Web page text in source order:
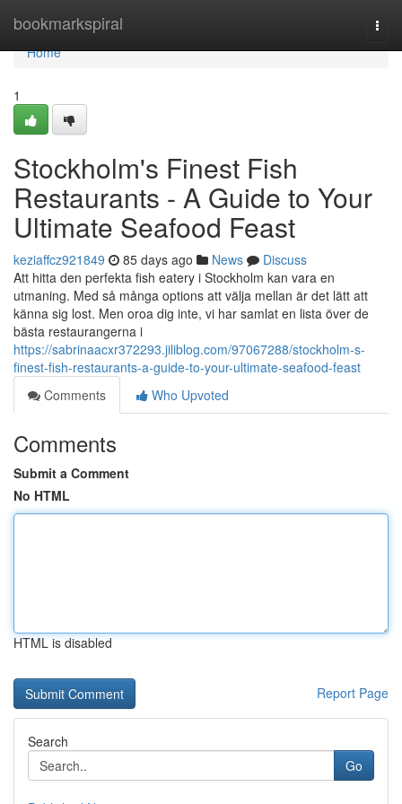
bookmarkspiral
Home
Home
1
Stockholm's Finest Fish
Restaurants - A Guide to Your
Ultimate Seafood Feast
keziaffcz921849 85 days ago News
Discuss
Att hitta den perfekta fish eatery i Stockholm kan vara en
utmaning. Med så många options att välja mellan är det lätt att
känna sig lost. Men oroa dig inte, vi har samlat en lista över de
bästa restaurangerna i
https://sabrinaacxr372293.jiliblog.com/97067288/stockholm-s-
finest-fish-restaurants-a-guide-to-your-ultimate-seafood-feast
Comments
Who Upvoted
Comments
Submit a Comment
No HTML
HTML is disabled
Report Page
Search
Go